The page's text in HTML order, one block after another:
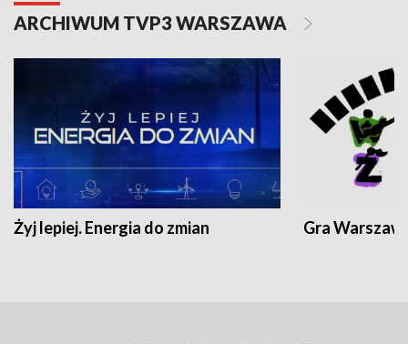
ARCHIWUM TVP3 WARSZAWA
Żyj lepiej. Energia do zmian Gra